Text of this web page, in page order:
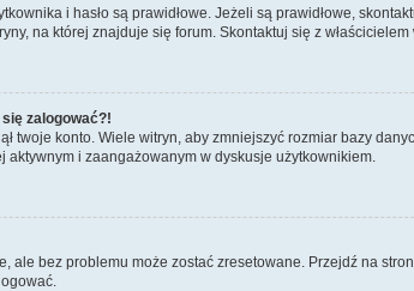
i hasło są prawidłowe. Jeżeli są prawidłowe,
na której znajduje się forum. Skontaktuj się z
zalogować?!
twoje konto. Wiele witryn, aby zmniejszyć rozmiar bazy
i zaangażowanym w dyskusje użytkownikiem.
ale bez problemu może zostać zresetowane. Przejdź na